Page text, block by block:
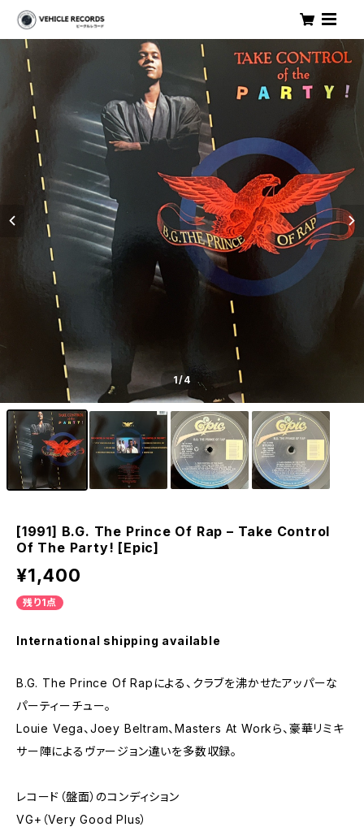
1/4
[1991] B.G. The Prince Of Rap – Take Control
Of The Party! [Epic]
¥1,400
残り1点
International shipping available
B.G. The Prince Of Rapによる、クラブを沸かせたアッパーな
パーティーチュー。
Louie Vega、Joey Beltram、Masters At Workら、豪華リミキ
サー陣によるヴァージョン違いを多数収録。
レコード（盤面）のコンディション
VG+（Very Good Plus）